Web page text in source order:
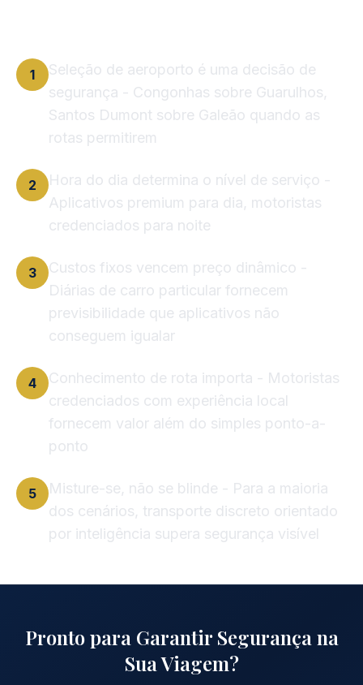
1
Seleção de aeroporto é uma decisão de
segurança - Congonhas sobre Guarulhos,
Santos Dumont sobre Galeão quando as
rotas permitirem
2
Hora do dia determina o nível de serviço -
Aplicativos premium para dia, motoristas
credenciados para noite
3
Custos fixos vencem preço dinâmico -
Diárias de carro particular fornecem
previsibilidade que aplicativos não
conseguem igualar
4
Conhecimento de rota importa - Motoristas
credenciados com experiência local
fornecem valor além do simples ponto-a-
ponto
5
Misture-se, não se blinde - Para a maioria
dos cenários, transporte discreto orientado
por inteligência supera segurança visível
Pronto para Garantir Segurança na
Sua Viagem?